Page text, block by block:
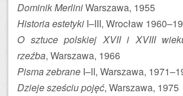
Dominik MerliniWarszawa, 1955
Historia estetyki I–III, Wrocław
O sztuce polskiej XVII i XVIII
rzeźba, Warszawa, 1966
Pisma zebrane I–II, Warszawa,
Dzieje sześciu pojęć, Warszawa, 1975